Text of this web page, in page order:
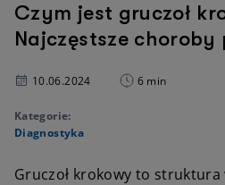
Czym jest gruczoł
Najczęstsze
10.06.2024 6 min
Kategorie:
Diagnostyka
Gruczoł krokowy to struktura